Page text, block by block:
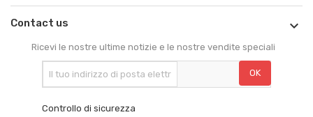
Contact us 
Ricevi le nostre ultime notizie e le nostre vendite speciali
Controllo di sicurezza